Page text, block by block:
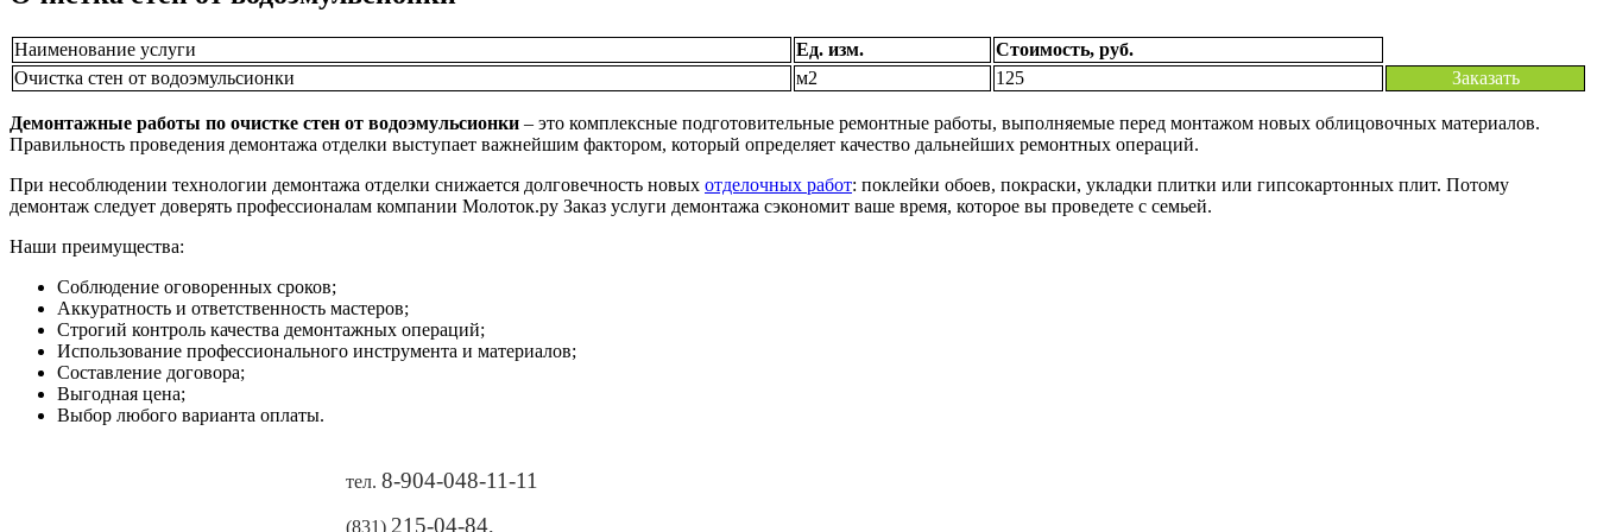
Наименование услуги Ед. изм.
Стоимость, руб.
Очистка стен от водоэмульсионки
м2 125 Заказать
Демонтажные работы по очистке стен от водоэмульсионки – это комплексные подготовительные ремонтные работы, выполняемые перед монтажом новых облицовочных материалов.
Правильность проведения демонтажа отделки выступает важнейшим фактором, который определяет качество дальнейших ремонтных операций.
При несоблюдении технологии демонтажа отделки снижается долговечность новых отделочных работ: поклейки обоев, покраски, укладки плитки или гипсокартонных плит. Потому
демонтаж следует доверять профессионалам компании Молоток.ру Заказ услуги демонтажа сэкономит ваше время, которое вы проведете с семьей.
Наши преимущества:
Соблюдение оговоренных сроков;
Аккуратность и ответственность мастеров;
Строгий контроль качества демонтажных операций;
Использование профессионального инструмента и материалов;
Составление договора;
Выгодная цена;
Выбор любого варианта оплаты.
тел. 8-904-048-11-11
(831) 215-04-84,